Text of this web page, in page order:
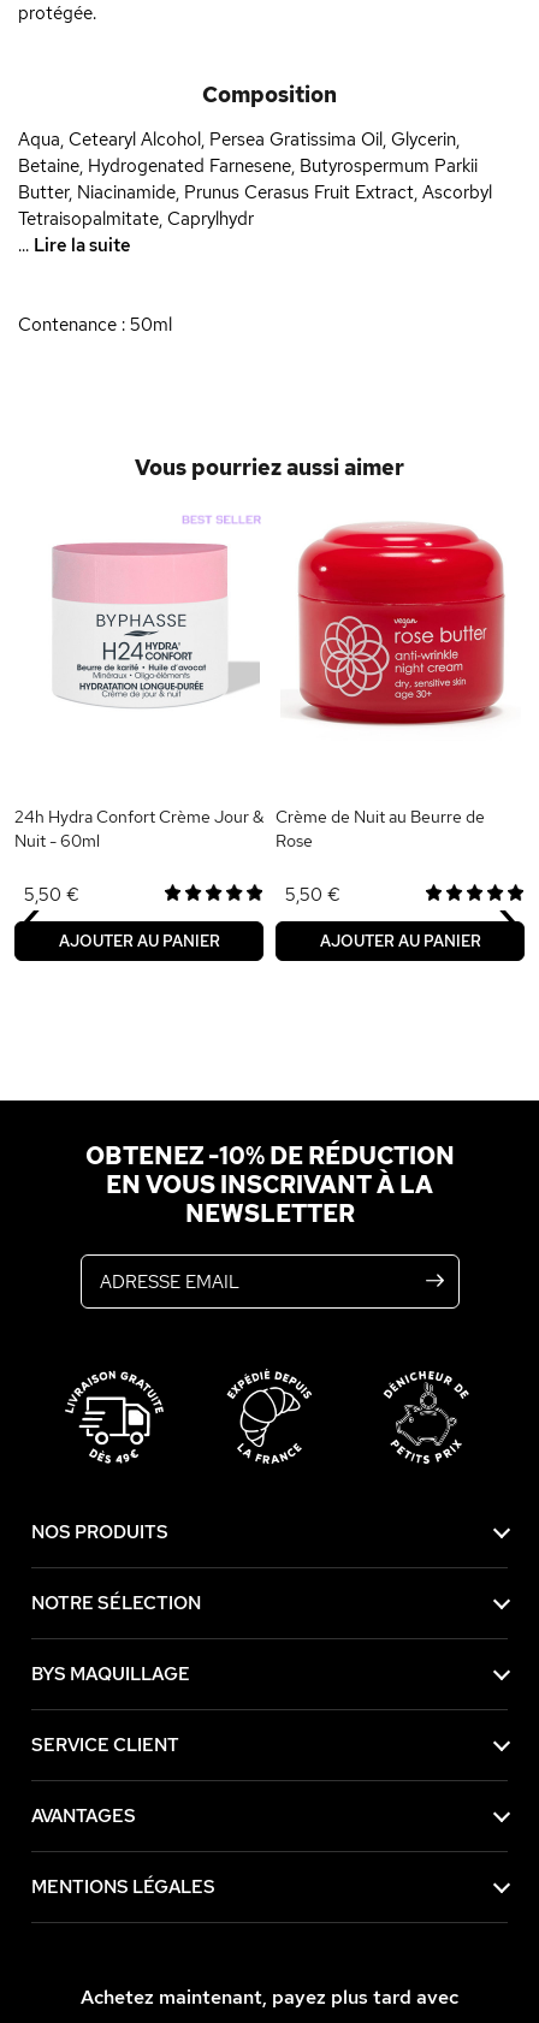
protégée.
Composition
Aqua, Cetearyl Alcohol, Persea Gratissima Oil, Glycerin,
Betaine, Hydrogenated Farnesene, Butyrospermum Parkii
Butter, Niacinamide, Prunus Cerasus Fruit Extract, Ascorbyl
Tetraisopalmitate, Caprylhydr
... Lire la suite
Contenance : 50ml
Vous pourriez aussi aimer
24h Hydra Confort Crème Jour &
Nuit - 60ml
5,50 €
AJOUTER AU PANIER
Crème de Nuit au Beurre de
Rose
5,50 €
AJOUTER AU PANIER
‹ ›
OBTENEZ -10% DE RÉDUCTION
EN VOUS INSCRIVANT À LA
NEWSLETTER
NOS PRODUITS
NOTRE SÉLECTION
BYS MAQUILLAGE
SERVICE CLIENT
AVANTAGES
MENTIONS LÉGALES
Achetez maintenant, payez plus tard avec
de ce site vous intéresse